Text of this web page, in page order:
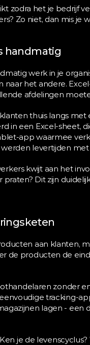
zodra het je bedrijf
Zo niet, dan mis je
handmatig
werk in je
het andere.
afdelingen
thuis langs
in een Excel-sheet,
app waarmee
levertijden
kwijt aan het
Dit zijn
aan klanten,
de producten de
zonder
tracking-
lagen - een
je de